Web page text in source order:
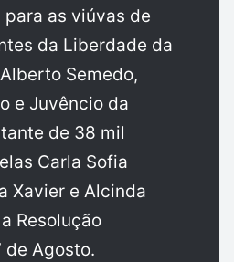
as viúvas de
da Liberdade da
Semedo,
e Juvêncio da
de 38 mil
Carla Sofia
Xavier e Alcinda
Resolução
de Agosto.